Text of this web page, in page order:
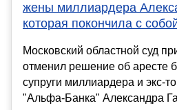
жены миллиардера
которая покончила с
Московский областной суд
отменил решение об аресте
супруги миллиардера и экс-
"Альфа-Банка" Александра